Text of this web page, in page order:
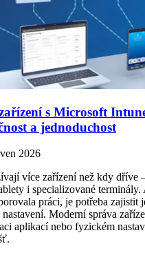
s Microsoft
a jednoduchost
2026
více zařízení než kdy
i specializované terminály.
práci, je potřeba zajistit
nastavení. Moderní správa
aplikací nebo fyzickém